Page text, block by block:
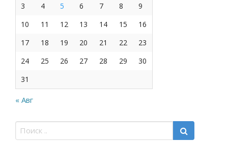
3
4 5 6 7 8
9
10
11 12 13 14 15
16
17
18 19 20 21 22
23
24
25 26 27 28 29
30
31
« Авг